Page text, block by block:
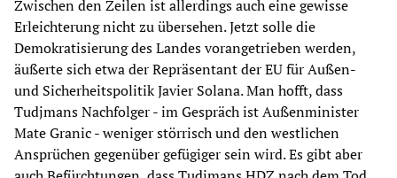
Zwischen den Zeilen ist allerdings auch eine gewisse
Erleichterung nicht zu übersehen. Jetzt solle die
Demokratisierung des Landes vorangetrieben werden,
äußerte sich etwa der Repräsentant der EU für Außen-
und Sicherheitspolitik Javier Solana. Man hofft, dass
Tudjmans Nachfolger - im Gespräch ist Außenminister
Mate Granic - weniger störrisch und den westlichen
Ansprüchen gegenüber gefügiger sein wird. Es gibt aber